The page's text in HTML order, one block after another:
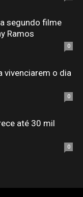
segundo filme
Ramos
0
vivenciarem o dia
0
até 30 mil
0